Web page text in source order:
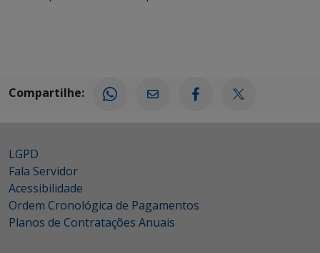
Compartilhe:
LGPD
Fala Servidor
Acessibilidade
Ordem Cronológica de Pagamentos
Planos de Contratações Anuais